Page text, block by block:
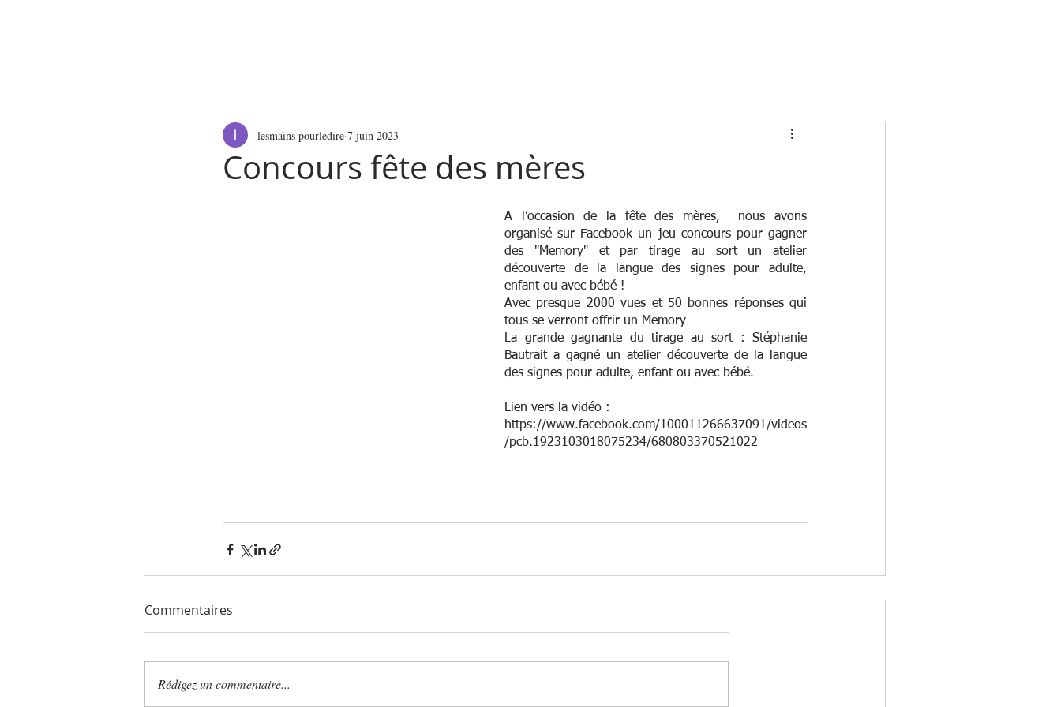
Concours fête des mères
lesmains pourledire 7 juin 2023
A l’occasion de la fête des mères,  nous avons
organisé sur Facebook un jeu concours pour gagner
des "Memory" et par tirage au sort un atelier
découverte de la langue des signes pour adulte,
enfant ou avec bébé !
Avec presque 2000 vues et 50 bonnes réponses qui
tous se verront offrir un Memory
La grande gagnante du tirage au sort : Stéphanie
Bautrait a gagné un atelier découverte de la langue
des signes pour adulte, enfant ou avec bébé.
Lien vers la vidéo :
https://www.facebook.com/100011266637091/videos
/pcb.1923103018075234/680803370521022
Commentaires
Rédigez un commentaire...